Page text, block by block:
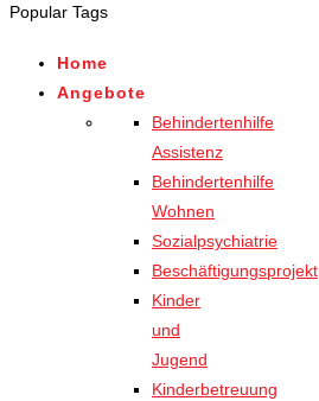
for results.
Popular Tags
Home
Angebote
Behindertenhilfe
Assistenz
Behindertenhilfe
Wohnen
Sozialpsychiatrie
Beschäftigungsprojekt
Kinder
und
Jugend
Kinderbetreuung